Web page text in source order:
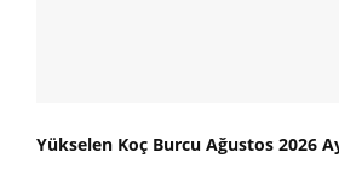
Yükselen Koç Burcu Ağustos 2026